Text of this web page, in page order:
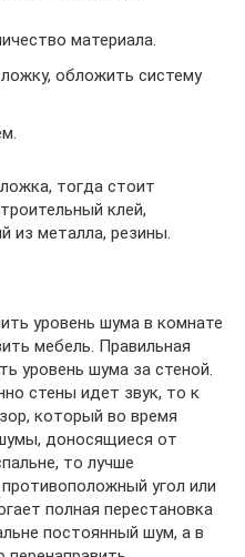
материала.
обложить систему
тогда стоит
клей,
из металла, резины.
уровень шума в комнате
мебель. Правильная
уровень шума за стеной.
стены идет звук, то к
который во время
доносящиеся от
то лучше
угол или
полная перестановка
постоянный шум, а в